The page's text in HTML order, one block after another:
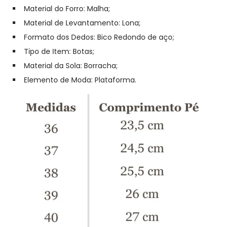
Material do Forro: Malha;
Material de Levantamento: Lona;
Formato dos Dedos: Bico Redondo de aço;
Tipo de Item: Botas;
Material da Sola: Borracha;
Elemento de Moda: Plataforma.